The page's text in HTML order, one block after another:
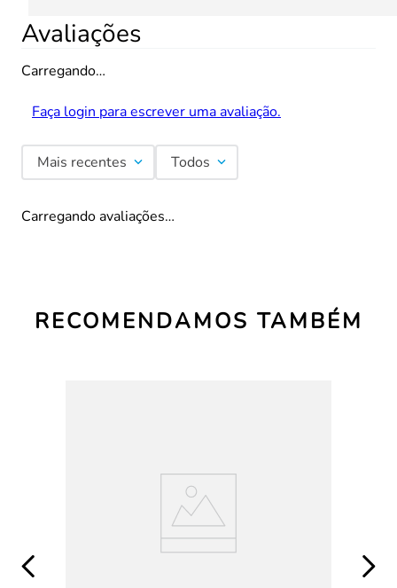
Avaliações
Carregando…
Faça login para escrever uma avaliação.
Mais recentes Todos
Carregando avaliações…
RECOMENDAMOS TAMBÉM